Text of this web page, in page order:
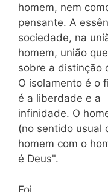
homem, nem
pensante. A
sociedade, na
homem, união
sobre a distinção
O isolamento é o
é a liberdade e a
infinidade. O
(no sentido usual
homem com o
é Deus".
Foi